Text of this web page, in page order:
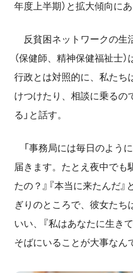
年度上半期）と拡大傾向にあ
反貧困ネットワークの生
（保健師、精神保健福祉士
行政とは対照的に、私たち
けつけたり、相談に乗るの
る」と話す。
「事務局には毎日のよう
届きます。たとえ夜中でも
たの？』『本当に来たんだ
ぎりのところで、彼女たち
いい、『私はあなたに生き
そばにいることが大事なん